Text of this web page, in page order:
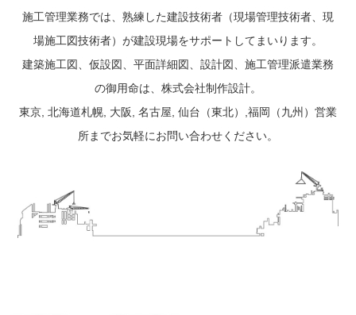
施工管理業務では、熟練した建設技術者（現場管理技術者、現
場施工図技術者）が建設現場をサポートしてまいります。
建築施工図、仮設図、平面詳細図、設計図、施工管理派遣業務
の御用命は、株式会社制作設計。
東京, 北海道札幌, 大阪, 名古屋, 仙台（東北）,福岡（九州）営業
所までお気軽にお問い合わせください。